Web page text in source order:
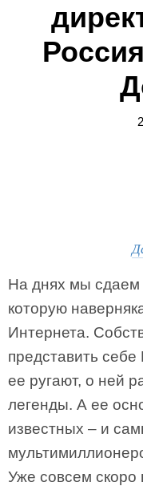
На днях мы сдаем
которую
Интернета.
представить
ее ругают, о ней
легенды. А ее
известных – и
Уже совсем скоро